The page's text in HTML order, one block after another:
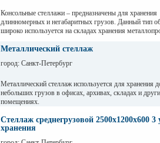
Консольные стеллажи – предназначены для хранения
длинномерных и негабаритных грузов. Данный тип
широко используется на складах хранения
Металлический стеллаж
город: Санкт-Петербург
Металлический стеллаж используется для хранения
небольших грузов в офисах, архивах, складах и
помещениях.
Стеллаж среднегрузовой 2500х1200х600 3
хранения